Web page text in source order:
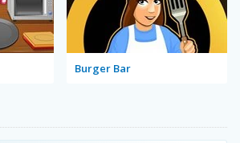
Burger Bar